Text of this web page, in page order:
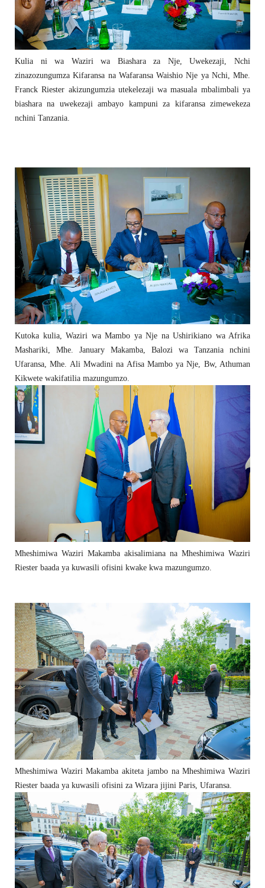
Kulia ni wa Waziri wa Biashara za Nje, Uwekezaji, Nchi
zinazozungumza Kifaransa na Wafaransa Waishio Nje ya Nchi, Mhe.
Franck Riester akizungumzia utekelezaji wa masuala mbalimbali ya
biashara na uwekezaji ambayo kampuni za kifaransa zimewekeza
nchini Tanzania.
Kutoka kulia, Waziri wa Mambo ya Nje na Ushirikiano wa Afrika
Mashariki, Mhe. January Makamba, Balozi wa Tanzania nchini
Ufaransa, Mhe. Ali Mwadini na Afisa Mambo ya Nje, Bw, Athuman
Kikwete wakifatilia mazungumzo.
Mheshimiwa Waziri Makamba akisalimiana na Mheshimiwa Waziri
Riester baada ya kuwasili ofisini kwake kwa mazungumzo.
Mheshimiwa Waziri Makamba akiteta jambo na Mheshimiwa Waziri
Riester baada ya kuwasili ofisini za Wizara jijini Paris, Ufaransa.